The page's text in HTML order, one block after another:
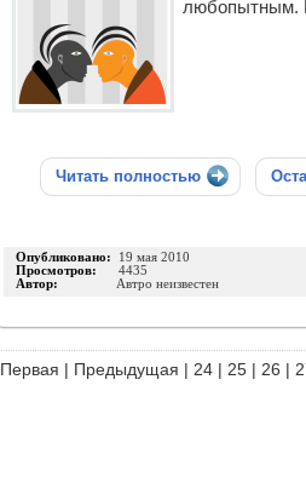
любопытным.
Читать полностью
Опубликовано: 19 мая 2010
Просмотров: 4435
Автор: Автро неизвестен
Первая | Предыдущая | 24 | 25 | 26 |